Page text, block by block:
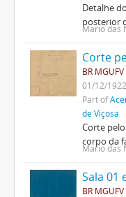
Detalhe
posterior
Mario das
Corte
BR
01/12/1922
Part of
de Viçosa
Corte
corpo da
Mario das
Sala 01
BR